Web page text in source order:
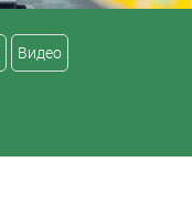
Видео